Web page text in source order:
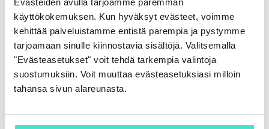
käyttökokemuksen. Kun hyväksyt evästeet, voimme
kehittää palveluistamme entistä parempia ja pystymme
tarjoamaan sinulle kiinnostavia sisältöjä. Valitsemalla
"Evästeasetukset" voit tehdä tarkempia valintoja
suostumuksiin. Voit muuttaa evästeasetuksiasi milloin
tahansa sivun alareunasta.
Tekoäly ja taloudellisen raportoinnin uusi